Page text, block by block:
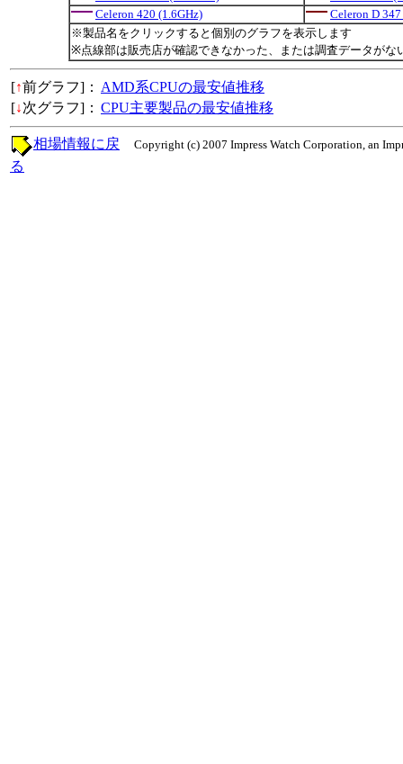
Celeron 420 (1.6GHz)
Celeron D
※製品名をクリックすると個別のグラフを表示します
※点線部は販売店が確認できなかった、または調査データがな
[↑前グラフ]： AMD系CPUの最安値推移
[↓次グラフ]： CPU主要製品の最安値推移
Copyright (c) 2007 Impress Watch Corporation, an
相場情報に戻
る